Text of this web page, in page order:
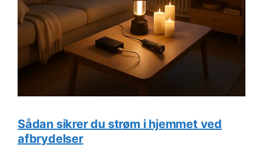
Sådan sikrer du strøm i hjemmet ved
afbrydelser